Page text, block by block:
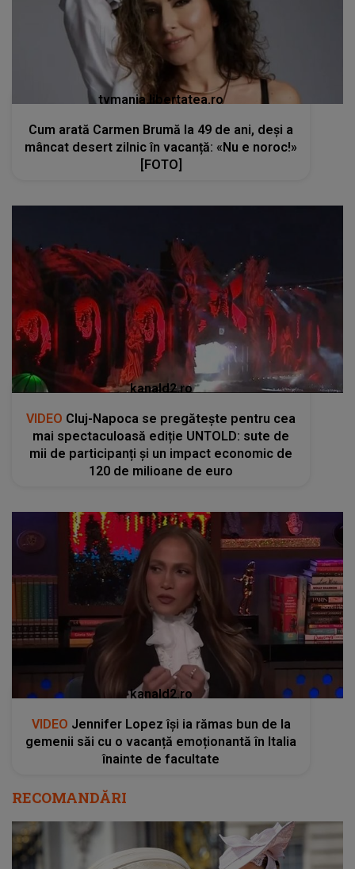
tvmania.libertatea.ro
Cum arată Carmen Brumă la 49 de ani, deși a
mâncat desert zilnic în vacanță: «Nu e noroc!»
[FOTO]
kanald2.ro
VIDEO Cluj-Napoca se pregătește pentru cea
mai spectaculoasă ediție UNTOLD: sute de
mii de participanți și un impact economic de
120 de milioane de euro
kanald2.ro
VIDEO Jennifer Lopez își ia rămas bun de la
gemenii săi cu o vacanță emoționantă în Italia
înainte de facultate
RECOMANDĂRI